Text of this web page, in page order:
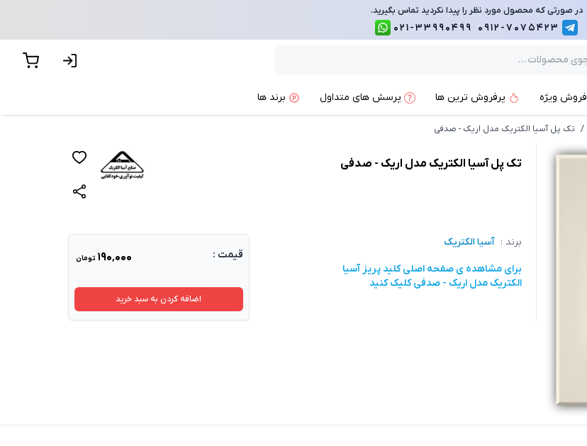
در صورتی که محصول مورد نظر را پیدا نکردید تماس بگیرید.
0912-7075423
021-33990499
فروش ویژه پرفروش ترین ها پرسش های متداول برند ها
/ تک پل آسیا الکتریک مدل اریک - صدفی
تک پل آسیا الکتریک مدل اریک - صدفی
قیمت : ۱۹۰٬۰۰۰ تومان
اضافه کردن به سبد خرید
برند : آسیا الکتریک
برای مشاهده ی صفحه اصلیکلید پریز آسیا
الکتریک مدل اریک - صدفیکلیک کنید